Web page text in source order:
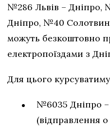
№286 Львів – Дніпро,
Дніпро, №40
можуть безкоштовно
електропоїздами з
Для цього
№6035 Дніпро
(відправлення о